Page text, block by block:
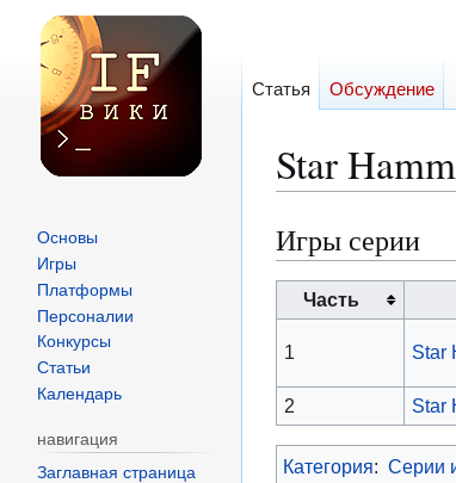
Star
Перейти
к
навигации
Перейти
к
поиску
Игры серии
Часть
1 Star
2 Star
Категория: Серии
Статья Обсуждение
Основы
Игры
Платформы
Персоналии
Конкурсы
Статьи
Календарь
навигация
Заглавная страница